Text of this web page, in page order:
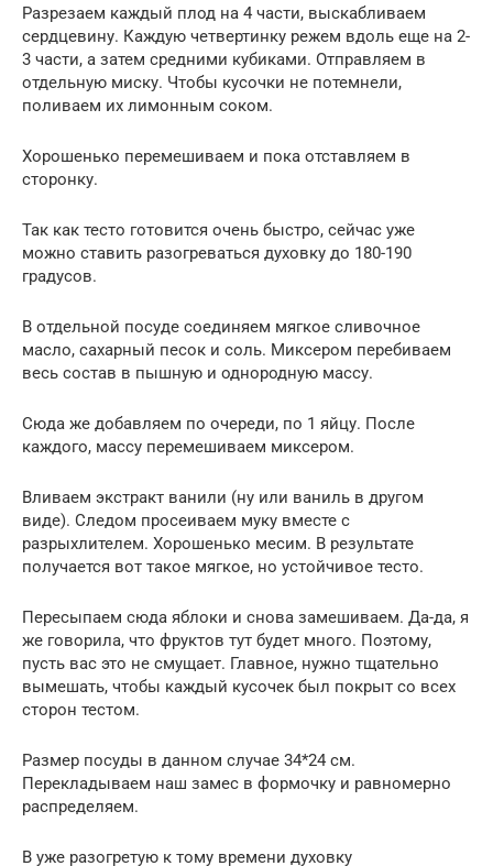
Разрезаем каждый плод на 4 части, выскабливаем
сердцевину. Каждую четвертинку режем вдоль еще на 2-
3 части, а затем средними кубиками. Отправляем в
отдельную миску. Чтобы кусочки не потемнели,
поливаем их лимонным соком.
Хорошенько перемешиваем и пока отставляем в
сторонку.
Так как тесто готовится очень быстро, сейчас уже
можно ставить разогреваться духовку до 180-190
градусов.
В отдельной посуде соединяем мягкое сливочное
масло, сахарный песок и соль. Миксером перебиваем
весь состав в пышную и однородную массу.
Сюда же добавляем по очереди, по 1 яйцу. После
каждого, массу перемешиваем миксером.
Вливаем экстракт ванили (ну или ваниль в другом
виде). Следом просеиваем муку вместе с
разрыхлителем. Хорошенько месим. В результате
получается вот такое мягкое, но устойчивое тесто.
Пересыпаем сюда яблоки и снова замешиваем. Да-да, я
же говорила, что фруктов тут будет много. Поэтому,
пусть вас это не смущает. Главное, нужно тщательно
вымешать, чтобы каждый кусочек был покрыт со всех
сторон тестом.
Размер посуды в данном случае 34*24 см.
Перекладываем наш замес в формочку и равномерно
распределяем.
В уже разогретую к тому времени духовку